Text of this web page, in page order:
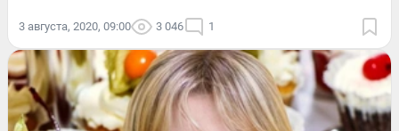
3 августа, 2020, 09:00 3 046 1